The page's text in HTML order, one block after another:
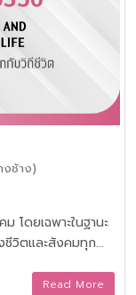
ช้าง)
โดยเฉพาะในฐานะ
ชีวิตและสังคมทุก
Read More